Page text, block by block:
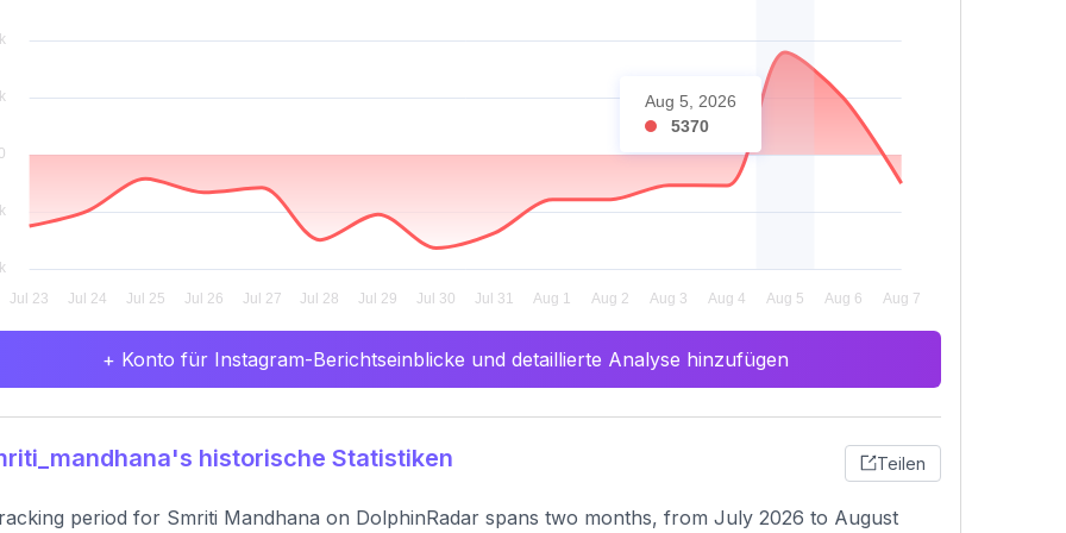
Aug 5, 2026
5370
+ Konto für Instagram-Berichtseinblicke und detaillierte Analyse hinzufügen
historische Statistiken Teilen
period for Smriti Mandhana on DolphinRadar spans two months, from July 2026 to August